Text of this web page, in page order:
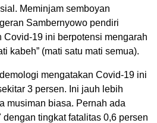
Meminjam semboyan
Sambernyowo pendiri
Covid-19 ini berpotensi mengarah
kabeh” (mati satu mati semua).
mengatakan Covid-19 ini
3 persen. Ini jauh lebih
musiman biasa. Pernah ada
tingkat fatalitas 0,6 persen